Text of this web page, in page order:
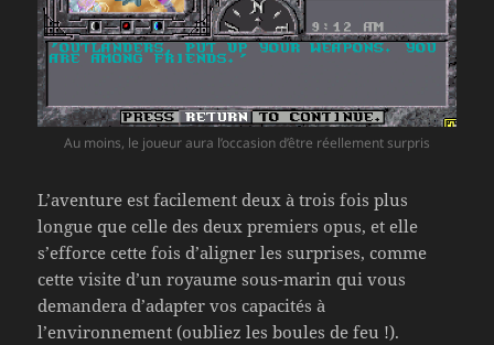
Au moins, le joueur aura l’occasion d’être réellement surpris
L’aventure est facilement deux à trois fois plus
longue que celle des deux premiers opus, et elle
s’efforce cette fois d’aligner les surprises, comme
cette visite d’un royaume sous-marin qui vous
demandera d’adapter vos capacités à
l’environnement (oubliez les boules de feu !).